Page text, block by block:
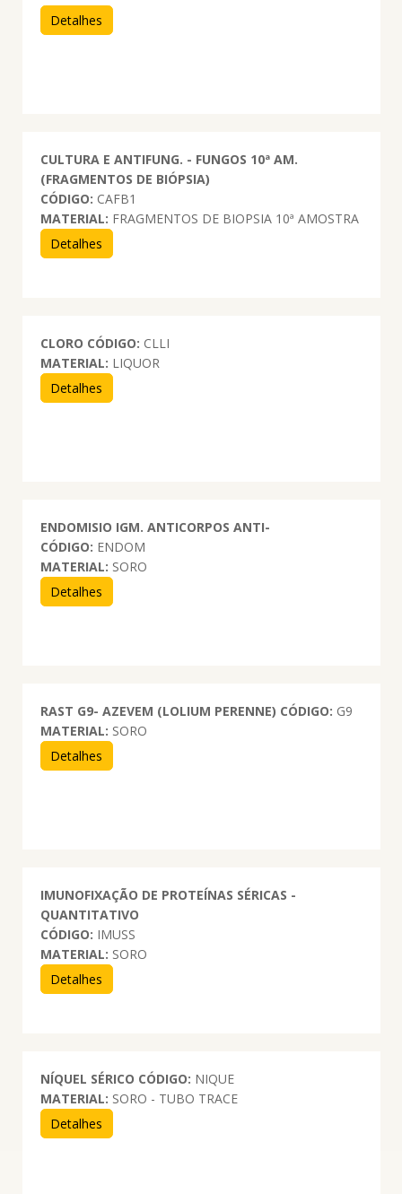
Detalhes
CULTURA E ANTIFUNG. - FUNGOS 10ª AM.
(FRAGMENTOS DE BIÓPSIA)
CÓDIGO: CAFB1
MATERIAL: FRAGMENTOS DE BIOPSIA 10ª AMOSTRA
Detalhes
CLORO CÓDIGO: CLLI
MATERIAL: LIQUOR
Detalhes
ENDOMISIO IGM. ANTICORPOS ANTI-
CÓDIGO: ENDOM
MATERIAL: SORO
Detalhes
RAST G9- AZEVEM (LOLIUM PERENNE) CÓDIGO: G9
MATERIAL: SORO
Detalhes
IMUNOFIXAÇÃO DE PROTEÍNAS SÉRICAS -
QUANTITATIVO
CÓDIGO: IMUSS
MATERIAL: SORO
Detalhes
NÍQUEL SÉRICO CÓDIGO: NIQUE
MATERIAL: SORO - TUBO TRACE
Detalhes